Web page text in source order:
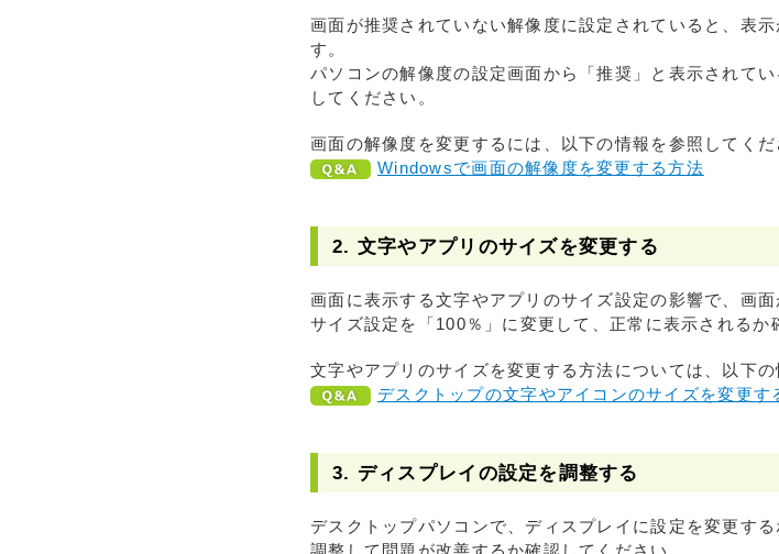
画面が推奨されていない解像度に設定されていると、表
す。
パソコンの解像度の設定画面から「推奨」と表示されて
してください。
画面の解像度を変更するには、以下の情報を参照してくだ
Windowsで画面の解像度を変更する方法
2. 文字やアプリのサイズを変更する
画面に表示する文字やアプリのサイズ設定の影響で、画
サイズ設定を「100％」に変更して、正常に表示されるか
文字やアプリのサイズを変更する方法については、以下の
デスクトップの文字やアイコンのサイズを変更す
3. ディスプレイの設定を調整する
デスクトップパソコンで、ディスプレイに設定を変更す